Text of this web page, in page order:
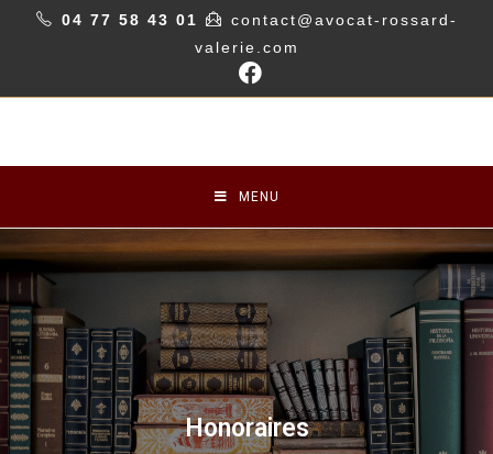
04 77 58 43 01
contact@avocat-rossard-
valerie.com
MENU
Honoraires